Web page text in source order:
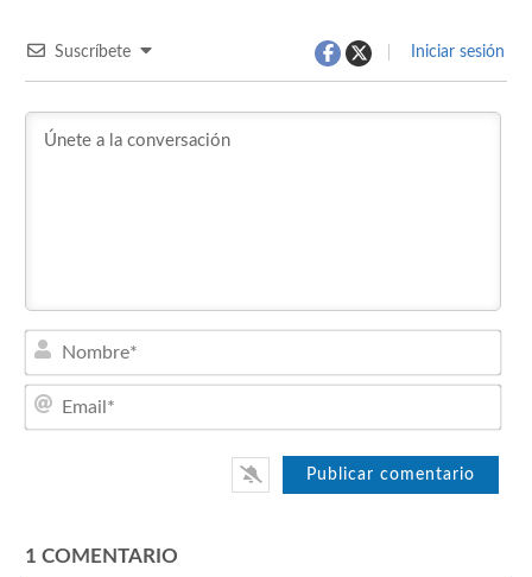
Suscríbete Iniciar sesión
1 COMENTARIO